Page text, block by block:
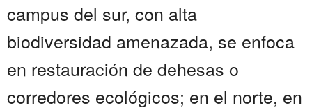
campus del sur, con alta
biodiversidad amenazada, se enfoca
en restauración de dehesas o
corredores ecológicos; en el norte, en